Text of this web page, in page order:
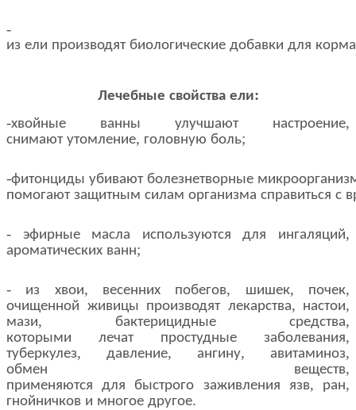
-
из ели производят биологические добавки для корма
Лечебные свойства ели:
-хвойные ванны улучшают настроение,
снимают утомление, головную боль;
-фитонциды убивают болезнетворные
помогают защитным силам организма справиться с
- эфирные масла используются для ингаляций,
ароматических ванн;
- из хвои, весенних побегов, шишек, почек,
очищенной живицы производят лекарства, настои,
мази, бактерицидные средства,
которыми лечат простудные заболевания,
туберкулез, давление, ангину, авитаминоз,
обмен веществ,
применяются для быстрого заживления язв, ран,
гнойничков и многое другое.